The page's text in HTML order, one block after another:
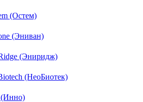
(Остем)
(Эниван)
(Эниридж)
(НеоБиотек)
(Инно)